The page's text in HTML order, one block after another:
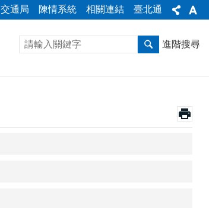
交通局 陳情系統 相關連結 臺北通
進階搜尋